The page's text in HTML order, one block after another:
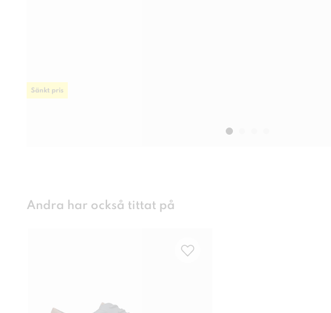
Sänkt pris
Andra har också tittat på